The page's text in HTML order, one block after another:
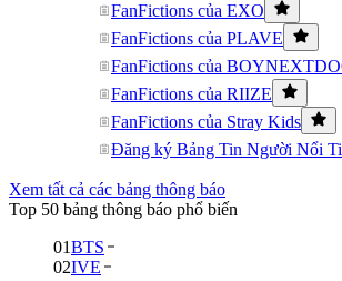
FanFictions của EXO
FanFictions của PLAVE
FanFictions của
FanFictions của RIIZE
FanFictions của Stray Kids
Đăng ký Bảng Tin Người Nổi
Xem tất cả các bảng thông báo
Top 50 bảng thông báo phổ biến
01BTS
02IVE